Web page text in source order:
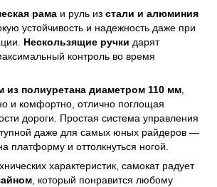
рама и руль из стали и алюминия
устойчивость и надежность даже при
Нескользящие ручки дарят
контроль во время
из полиуретана диаметром 110 мм
и комфортно, отлично поглощая
дороги. Простая система управления
даже для самых юных райдеров —
платформу и оттолкнуться ногой.
характеристик, самокат радует
, который понравится любому